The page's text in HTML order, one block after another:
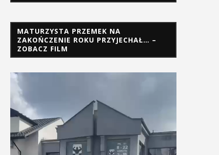
MATURZYSTA PRZEMEK NA
ZAKOŃCZENIE ROKU PRZYJECHAŁ… –
ZOBACZ FILM
Odtwarzacz
video